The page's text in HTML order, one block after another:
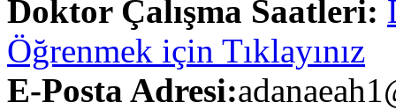
Doktor Çalışma Saatleri:
Öğrenmek için Tıklayınız
E-Posta Adresi: